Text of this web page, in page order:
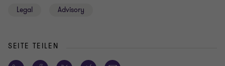
Legal Advisory
SEITE TEILEN